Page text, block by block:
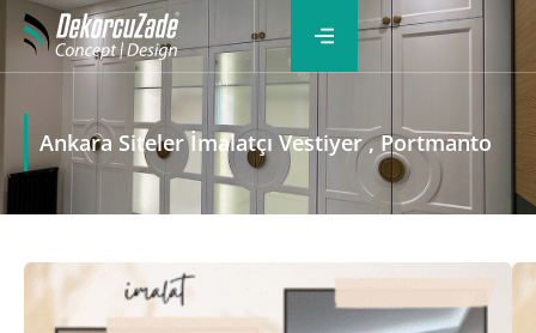
Ankara Siteler İmalatçı Vestiyer , Portmanto